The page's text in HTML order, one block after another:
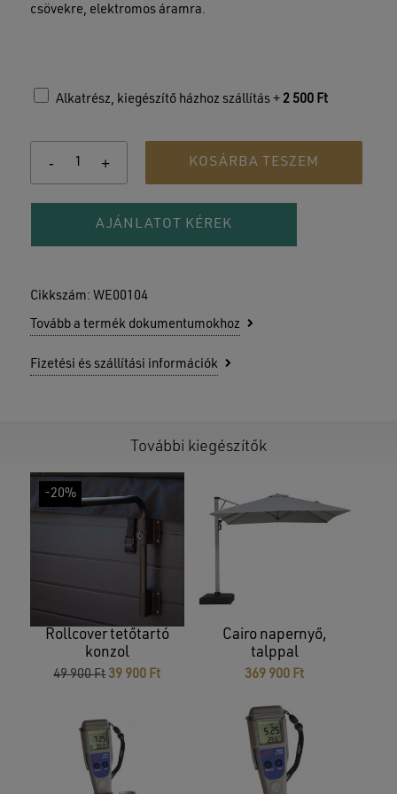
csövekre, elektromos áramra.
Alkatrész, kiegészítő házhoz szállítás + 2 500 Ft
KOSÁRBA TESZEM
AJÁNLATOT KÉREK
Cikkszám: WE00104
Tovább a termék dokumentumokhoz
Fizetési és szállítási információk
További kiegészítők
-20%
Rollcover tetőtartó
konzol
49 900Ft Original
49
900 Ft.
39 900 FtCurrent
Cairo napernyő,
talppal
369 900 Ft